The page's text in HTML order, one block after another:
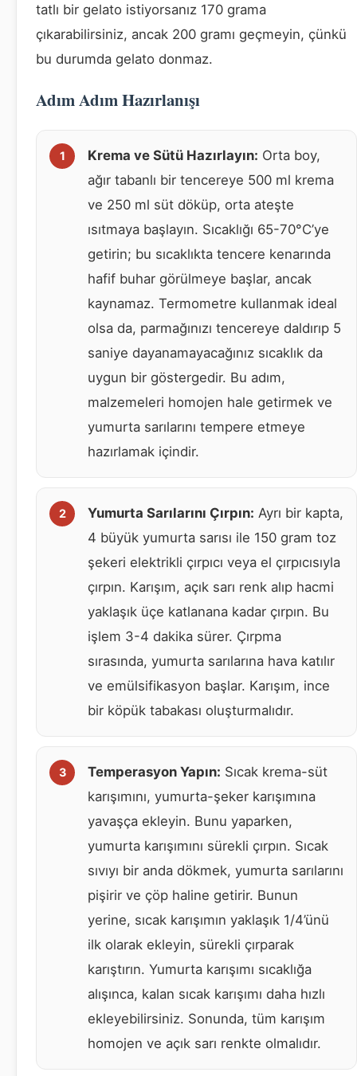
tatlı bir gelato istiyorsanız 170 grama
çıkarabilirsiniz, ancak 200 gramı geçmeyin, çünkü
bu durumda gelato donmaz.
Adım Adım Hazırlanışı
Krema ve Sütü Hazırlayın: Orta boy,
ağır tabanlı bir tencereye 500 ml krema
ve 250 ml süt döküp, orta ateşte
ısıtmaya başlayın. Sıcaklığı 65-70°C’ye
getirin; bu sıcaklıkta tencere kenarında
hafif buhar görülmeye başlar, ancak
kaynamaz. Termometre kullanmak ideal
olsa da, parmağınızı tencereye daldırıp 5
saniye dayanamayacağınız sıcaklık da
uygun bir göstergedir. Bu adım,
malzemeleri homojen hale getirmek ve
yumurta sarılarını tempere etmeye
hazırlamak içindir.
Yumurta Sarılarını Çırpın: Ayrı bir kapta,
4 büyük yumurta sarısı ile 150 gram toz
şekeri elektrikli çırpıcı veya el çırpıcısıyla
çırpın. Karışım, açık sarı renk alıp hacmi
yaklaşık üçe katlanana kadar çırpın. Bu
işlem 3-4 dakika sürer. Çırpma
sırasında, yumurta sarılarına hava katılır
ve emülsifikasyon başlar. Karışım, ince
bir köpük tabakası oluşturmalıdır.
Temperasyon Yapın: Sıcak krema-süt
karışımını, yumurta-şeker karışımına
yavaşça ekleyin. Bunu yaparken,
yumurta karışımını sürekli çırpın. Sıcak
sıvıyı bir anda dökmek, yumurta sarılarını
pişirir ve çöp haline getirir. Bunun
yerine, sıcak karışımın yaklaşık 1/4’ünü
ilk olarak ekleyin, sürekli çırparak
karıştırın. Yumurta karışımı sıcaklığa
alışınca, kalan sıcak karışımı daha hızlı
ekleyebilirsiniz. Sonunda, tüm karışım
homojen ve açık sarı renkte olmalıdır.